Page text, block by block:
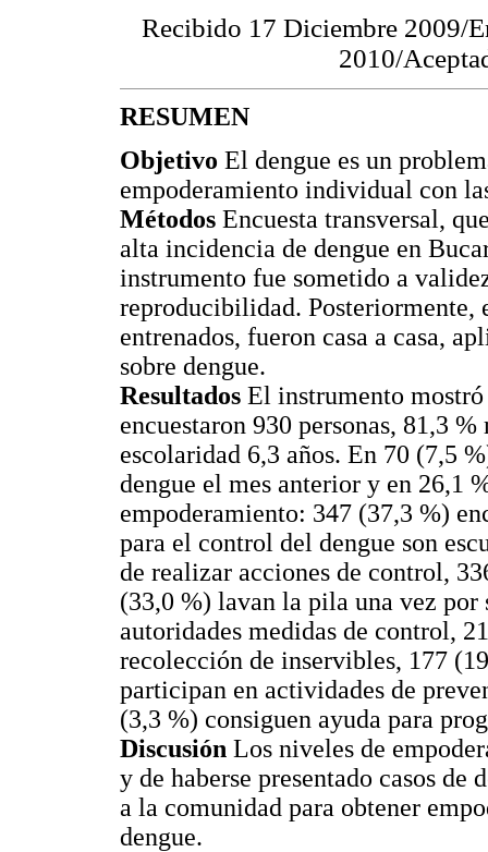
Recibido 17 Diciembre 2009/
2010/
RESUMEN
Objetivo El dengue es un
empoderamiento individual con
Métodos Encuesta transversal,
alta incidencia de dengue en
instrumento fue sometido a
reproducibilidad. Posteriormente,
entrenados, fueron casa a casa,
sobre dengue.
Resultados El instrumento
encuestaron 930 personas, 81,3
escolaridad 6,3 años. En 70 (7,5
dengue el mes anterior y en 26,1
empoderamiento: 347 (37,3 %)
para el control del dengue son
de realizar acciones de control,
(33,0 %) lavan la pila una vez por
autoridades medidas de control,
recolección de inservibles, 177
participan en actividades de
(3,3 %) consiguen ayuda para
Discusión Los niveles de
y de haberse presentado casos
a la comunidad para obtener
dengue.